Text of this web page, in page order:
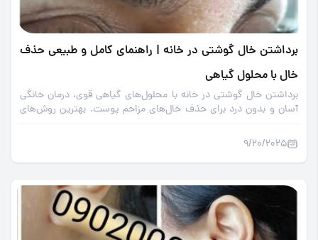
برداشتن خال گوشتی در خانه | راهنمای کامل و طبیعی حذف
خال با محلول گیاهی
برداشتن خال گوشتی در خانه با محلول‌های گیاهی قوی، درمان خانگی
آسان و بدون درد برای حذف خال‌های مزاحم پوست. بهترین روش‌های
9/20/2025